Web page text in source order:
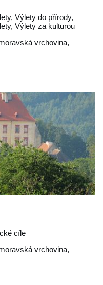
Výlety do přírody,
Výlety za kulturou
vrchovina,
cíle
vrchovina,